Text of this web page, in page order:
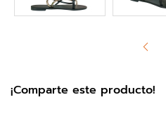
¡Comparte este producto!